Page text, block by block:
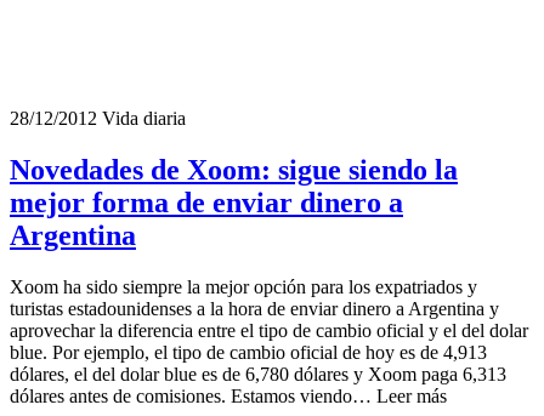
28/12/2012 Vida diaria
Novedades de Xoom: sigue siendo la
mejor forma de enviar dinero a
Argentina
Xoom ha sido siempre la mejor opción para los expatriados y
turistas estadounidenses a la hora de enviar dinero a Argentina y
aprovechar la diferencia entre el tipo de cambio oficial y el del dolar
blue. Por ejemplo, el tipo de cambio oficial de hoy es de 4,913
dólares, el del dolar blue es de 6,780 dólares y Xoom paga 6,313
dólares antes de comisiones. Estamos viendo… Leer más